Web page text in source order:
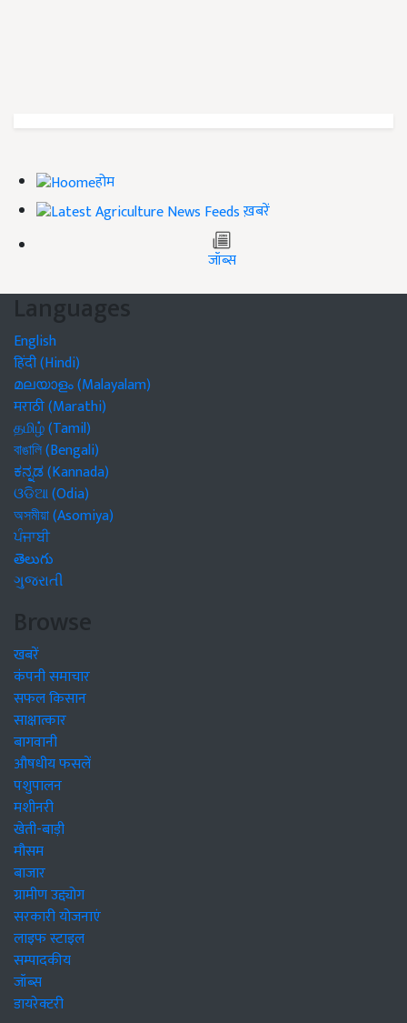
होम
ख़बरें
जॉब्स
Languages
English
हिंदी (Hindi)
മലയാളം (Malayalam)
मराठी (Marathi)
தமிழ் (Tamil)
বাঙালি (Bengali)
ಕನ್ನಡ (Kannada)
ଓଡିଆ (Odia)
অসমীয়া (Asomiya)
ਪੰਜਾਬੀ
తెలుగు
ગુજરાતી
Browse
खबरें
कंपनी समाचार
सफल किसान
साक्षात्कार
बागवानी
औषधीय फसलें
पशुपालन
मशीनरी
खेती-बाड़ी
मौसम
बाजार
ग्रामीण उद्द्योग
सरकारी योजनाएं
लाइफ स्टाइल
सम्पादकीय
जॉब्स
डायरेक्टरी